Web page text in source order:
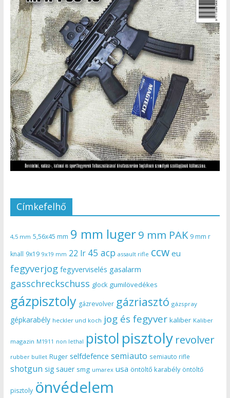
Címkefelhő
4,5 mm 5,56x45 mm 9 mm luger9 mm PAK 9 mm r
knall 9x19 9x19 mm 22 lr 45 acp assault rifle ccw eu
fegyverjog fegyverviselés gasalarm
gasschreckschuss glock gumilövedékes
gázpisztoly gázrevolver gázriasztó gázspray
gépkarabély heckler und koch jog és fegyver kaliber Kaliber
magazin M1911 non lethal pistol pisztoly revolver
rubber bullet Ruger selfdefence semiauto semiauto rifle
shotgun sig sauer smg umarex usa öntöltő karabély öntöltő
pisztoly önvédelem